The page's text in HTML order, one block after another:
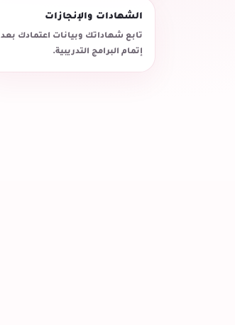
الشهادات والإنجازات
تابع شهاداتك وبيانات اعتمادك بعد
إتمام البرامج التدريبية.